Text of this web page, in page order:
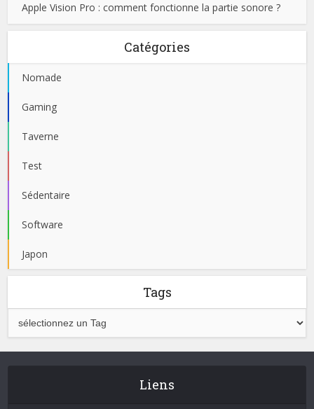
Apple Vision Pro : comment fonctionne la partie sonore ?
Catégories
Nomade
Gaming
Taverne
Test
Sédentaire
Software
Japon
Tags
Liens